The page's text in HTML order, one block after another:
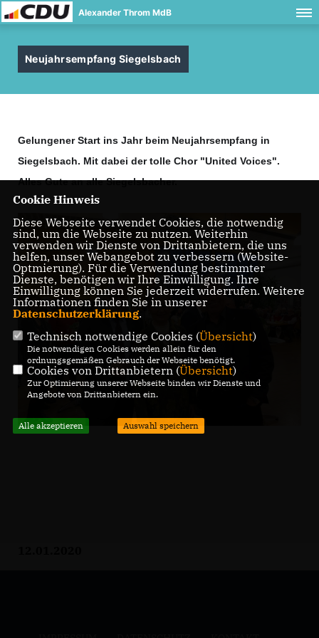
Alexander Throm MdB
Neujahrsempfang Siegelsbach
Gelungener Start ins Jahr beim Neujahrsempfang in
Siegelsbach. Mit dabei der tolle Chor "United Voices".
Alles Gute an alle Siegelsbacher.
Cookie Hinweis
Diese Webseite verwendet Cookies, die notwendig
sind, um die Webseite zu nutzen. Weiterhin
verwenden wir Dienste von Drittanbietern, die uns
helfen, unser Webangebot zu verbessern (Website-
Optmierung). Für die Verwendung bestimmter
Dienste, benötigen wir Ihre Einwilligung. Ihre
Einwilligung können Sie jederzeit widerrufen. Weitere
Informationen finden Sie in unserer
Datenschutzerklärung.
Technisch notwendige Cookies (Übersicht)
Die notwendigen Cookies werden allein für den
ordnungsgemäßen Gebrauch der Webseite benötigt.
Cookies von Drittanbietern (Übersicht)
Zur Optimierung unserer Webseite binden wir Dienste und
Angebote von Drittanbietern ein.
Alle akzeptieren Auswahl speichern